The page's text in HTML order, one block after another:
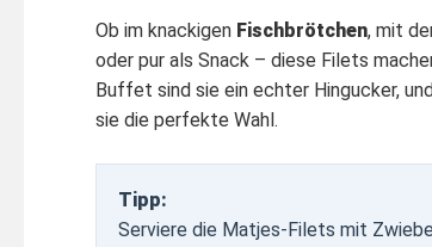
Ob im knackigen Fischbrötchen, mit
oder pur als Snack – diese Filets
Buffet sind sie ein echter Hingucker,
sie die perfekte Wahl.
Tipp:
Serviere die Matjes-Filets mit